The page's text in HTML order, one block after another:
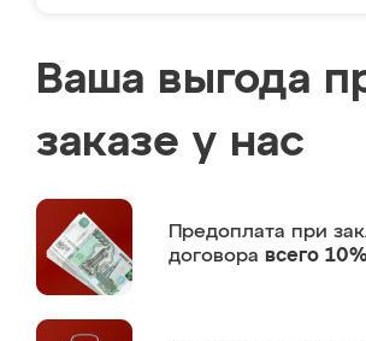
Ваша выгода
заказе у нас
Предоплата при
договора всего